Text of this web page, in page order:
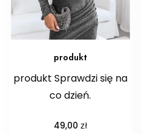
produkt
produkt Sprawdzi się na
co dzień.
49,00 zł